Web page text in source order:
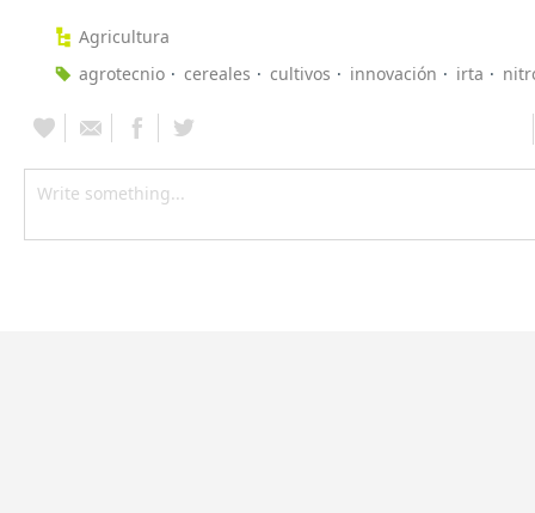
Agricultura
agrotecnio
cereales cultivos innovación irta